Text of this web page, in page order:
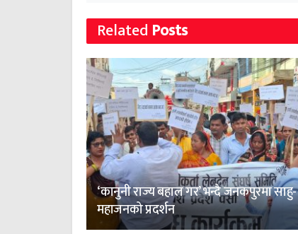
Related Posts
‘कानुनी राज्य बहाल गर’ भन्दै जनकपुरमा साहु-
महाजनको प्रदर्शन